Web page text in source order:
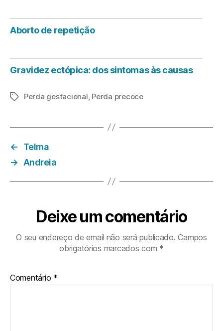
Aborto de repetição
Gravidez ectópica: dos sintomas às causas
Etiquetas
Perda gestacional Perda precoce
←
Telma
→ Andreia
Deixe um comentário
O seu endereço de email não será publicado. Campos
obrigatórios marcados com *
Comentário *